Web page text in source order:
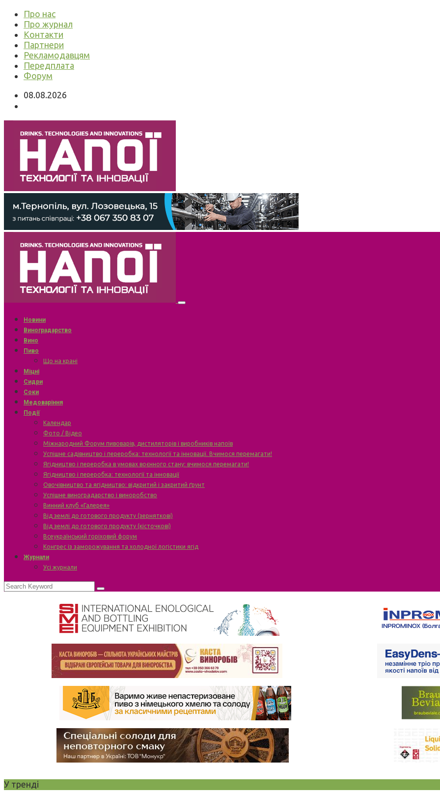
Про нас
Про журнал
Контакти
Партнери
Рекламодавцям
Передплата
Форум
08.08.2026
Новини
Виноградарство
Вино
Пиво
Що на крані
Міцні
Сидри
Соки
Медоваріння
Події
Календар
Фото / Відео
Міжнародний Форум пивоварів, дистиляторів і виробників напоїв
Успішне садівництво і переробка: технології та інновації. Вчимося перемагати!
Ягідництво і переробка в умовах воєнного стану: вчимося перемагати!
Ягідництво і переробка: технології та інновації
Овочівництво та ягідництво: відкритий і закритий ґрунт
Успішне виноградарство і виноробство
Винний клуб «Галерея»
Від землі до готового продукту (зерняткові)
Від землі до готового продукту (кісточкові)
Всеукраїнський горіховий форум
Конгрес із заморожування та холодної логістики ягід
Журнали
Усі журнали
У тренді